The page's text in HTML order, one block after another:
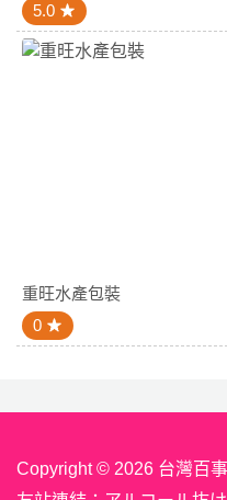
5.0
重旺水產包裝
0
Copyright © 2026 台灣百